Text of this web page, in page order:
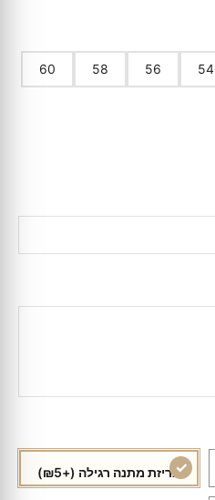
54
56
58
60
אריזת מתנה רגילה (+₪5)